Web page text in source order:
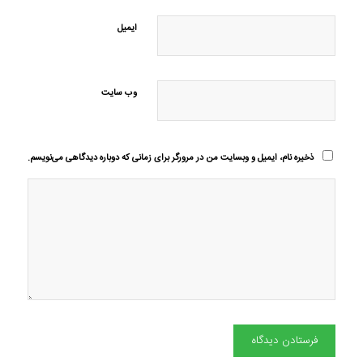
ایمیل
وب‌ سایت
ذخیره نام، ایمیل و وبسایت من در مرورگر برای زمانی که دوباره دیدگاهی می‌نویسم.